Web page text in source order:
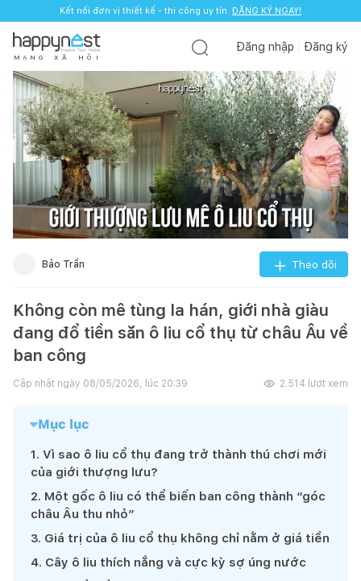
Kết nối đơn vị thiết kế - thi công uy tín. ĐĂNG KÝ NGAY!
Kết nối đơn vị thiết kế - thi công uy tín. ĐĂNG KÝ NGAY!
M Ạ N G X Ã H Ộ I
Đăng nhập Đăng ký
Bảo Trần Theo dõi
Không còn mê tùng la hán, giới nhà giàu
đang đổ tiền săn ô liu cổ thụ từ châu Âu về
ban công
Cập nhật ngày 08/05/2026, lúc 20:39 2.514 lượt xem
Mục lục
1. Vì sao ô liu cổ thụ đang trở thành thú chơi mới
của giới thượng lưu?
2. Một gốc ô liu có thể biến ban công thành “góc
châu Âu thu nhỏ”
3. Giá trị của ô liu cổ thụ không chỉ nằm ở giá tiền
4. Cây ô liu thích nắng và cực kỳ sợ úng nước